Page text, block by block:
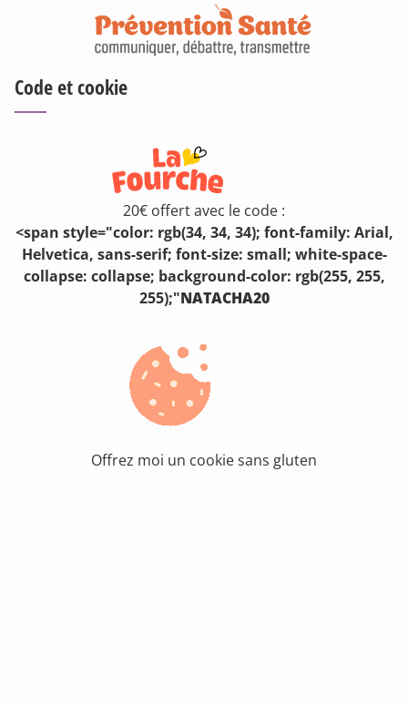
Code et cookie
20€ offert avec le code :
<span style="color: rgb(34, 34, 34); font-family: Arial,
Helvetica, sans-serif; font-size: small; white-space-
collapse: collapse; background-color: rgb(255, 255,
255);"NATACHA20
Offrez moi un cookie sans gluten